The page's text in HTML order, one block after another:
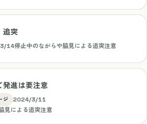
追突
14停止中のながらや脇見による追突注意
発進は要注意
ジ
2024/3/11
見による追突注意